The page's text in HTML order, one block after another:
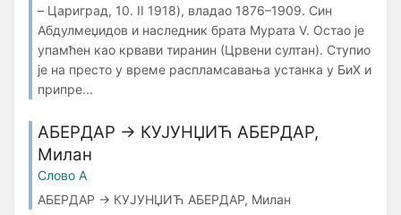
– Цариград, 10. II 1918), владао 1876–1909. Син
Абдулмеџидов и наследник брата Мурата V. Остао је
упамћен као крвави тиранин (Црвени султан). Ступио
је на престо у време распламсавања устанка у БиХ и
припре...
АБЕРДАР → КУЈУНЏИЋ АБЕРДАР,
Милан
Слово А
АБЕРДАР → КУЈУНЏИЋ АБЕРДАР, Милан